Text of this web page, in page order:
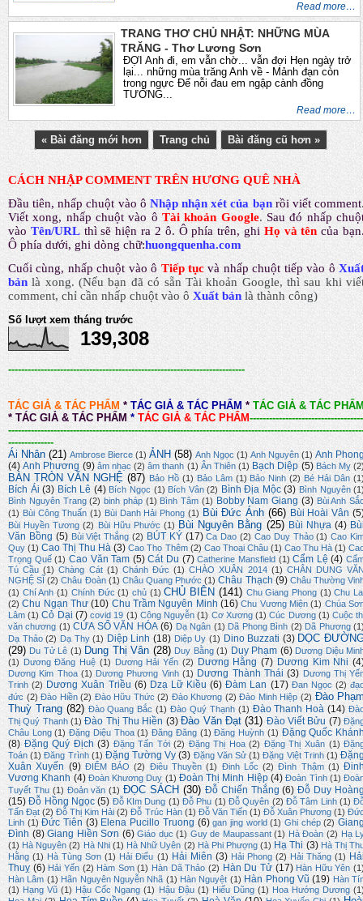
Read more…
TRANG THƠ CHỦ NHẬT: NHỮNG MÙA
TRĂNG - Thơ Lương Sơn
ĐỢI Anh đi, em vẫn chờ... vẫn đợi Hẹn ngày trở
lại... những mùa trăng Anh về - Mảnh đạn còn
trong ngực Để nỗi đau em ngập cành đồng
TƯỞNG...
Read more…
« Bài đăng mới hơn Trang chủ Bài đăng cũ hơn »
CÁCH NHẬP COMMENT TRÊN HƯƠNG QUÊ NHÀ
Đầu tiên, nhấp chuột vào ô Nhập nhận xét của bạn rồi viết comment
Viết xong, nhấp chuột vào ô Tài khoản Google. Sau đó nhấp
vào Tên/URL thì sẽ hiện ra 2 ô. Ô phía trên, ghi Họ và tên của
Ô phía dưới, ghi dòng chữ:huongquenha.com
Cuối cùng, nhấp chuột vào ô Tiếp tục và nhấp chuột tiếp vào ô
bản là xong.(Nếu bạn đã có sẵn Tài khoản Google, thì sau khi
comment, chỉ cần nhấp chuột vào ô Xuất bản là thành công)
Số lượt xem tháng trước
139,308
-------------------------------------------------------------------------
TÁC GIẢ & TÁC PHẨM * TÁC GIẢ & TÁC PHẨM * TÁC GIẢ & TÁC
* TÁC GIẢ & TÁC PHẨM * TÁC GIẢ & TÁC PHẨM-----------------------------------
--------------
Ái Nhân (21) Ambrose Bierce (1) ẢNH (58) Anh Ngọc (1) Anh Nguyên (1) Anh
(4) Anh Phương (9) âm nhạc (2) âm thanh (1) Ân Thiên (1) Bạch Diệp (5) Bách Mỵ
BÀN TRÒN VĂN NGHỆ (87) Bảo Hồ (1) Bảo Lâm (1) Bảo Ninh (2) Bé Hải Dân
Bích Ái (3) Bích Lê (4) Bích Ngọc (1) Bích Vân (2) Bình Địa Mộc (3) Bình Nguyên
Bình Nguyên Trang (2) binh pháp (1) Bình Tâm (1) Bobby Nam Giang (3) Bùi Anh
(1) Bùi Công Thuấn (1) Bùi Danh Hải Phong (1) Bùi Đức Ánh (66) Bùi Hoài Vân
Bùi Huyền Tương (2) Bùi Hữu Phước (1) Bùi Nguyên Bằng (25) Bùi Nhựa (4)
Văn Bồng (5) Bùi Việt Thắng (2) BÚT KÝ (17) Ca Dao (2) Cao Duy Thảo (1) Cao
Quy (1) Cao Thị Thu Hà (3) Cao Thọ Thêm (2) Cao Thoại Châu (1) Cao Thu Hà (1)
Trọng Quế (1) Cao Văn Tam (5) Cát Du (7) Catherine Mansfield (1) Cẩm Lệ (4)
Tú Cầu (1) Chàng Cát (1) Chánh Đức (1) CHÀO XUÂN 2014 (1) CHÂN DUNG
NGHỆ SĨ (2) Châu Đoàn (1) Châu Quang Phước (1) Châu Thạch (9) Châu Thường
(1) Chí Anh (1) Chính Đức (1) chủ (1) CHỦ BIÊN (141) Chu Giang Phong (1) Chu
(2) Chu Ngạn Thư (10) Chu Trầm Nguyên Minh (16) Chu Vương Miện (1) Chúa
Lâm (1) Cỏ Dại (7) covid 19 (1) Công Nguyễn (1) Cơ Xương (1) Cúc Dương (1) Cuộc
văn chương (1) CỬA SỔ VĂN HÓA (6) Dạ Ngân (1) Dã Phong Bình (2) Dã Phương
Dạ Thảo (2) Dạ Thy (1) Diệp Linh (18) Diệp Uy (1) Dino Buzzati (3) DỌC
(29) Du Tử Lê (1) Dung Thị Vân (28) Duy Bằng (1) Duy Phạm (6) Dương Diệu
(1) Dương Đăng Huệ (1) Dương Hải Yến (2) Dương Hằng (7) Dương Kim Nhi
Dương Kim Thoa (1) Dương Phương Vinh (1) Dương Thành Thái (3) Dương Thị
Trinh (2) Dương Xuân Triều (6) Dzạ Lữ Kiều (6) Đàm Lan (17) Đan Ngọc (2)
đức (2) Đào Hiền (2) Đào Hữu Thức (2) Đào Khương (2) Đào Minh Hiệp (2) Đào
Thuỳ Trang (82) Đào Quang Bắc (1) Đào Quý Thạnh (1) Đào Thanh Hoà (14)
Thị Quý Thanh (1) Đào Thị Thu Hiền (3) Đào Văn Đạt (31) Đào Viết Bửu (7)
Châu Long (1) Đặng Diệu Thoa (1) Đăng Đăng (1) Đăng Huỳnh (1) Đặng Quốc
(8) Đặng Quý Địch (3) Đặng Tấn Tới (2) Đặng Thị Hoa (2) Đặng Thị Xuân (1)
Toán (1) Đăng Trình (1) Đặng Tường Vy (3) Đặng Văn Sử (1) Đặng Việt Trinh (1)
Xuân Xuyến (9) ĐIỂM BÁO (2) Điêu Thuyền (1) Đinh Lốc (2) Đình Thậm (1)
Vương Khanh (4) Đoàn Khương Duy (1) Đoàn Thị Minh Hiệp (4) Đoàn Tình (1)
Tuyết Thu (1) Đoản văn (1) ĐỌC SÁCH (30) Đỗ Chiến Thắng (6) Đỗ Duy
(15) Đỗ Hồng Ngọc (5) Đỗ KIm Dung (1) Đỗ Phu (1) Đỗ Quyên (2) Đỗ Tâm Linh (1)
Tấn Đạt (2) Đỗ Thị Kim Hải (2) Đỗ Trúc Hàn (1) Đỗ Văn Tiến (1) Đỗ Xuân Phương (1)
Linh (1) Đức Tiên (3) Elena Pucillo Truong (6) gan jing world (1) Ghi chép (2)
Đình (8) Giang Hiền Sơn (6) Giáo dục (1) Guy de Maupassant (1) Hà Đoàn (2) Hạ
(1) Hà Nguyên (2) Hà Nhi (1) Hà Nhữ Uyên (2) Hà Phi Phượng (1) Hạ Thi (3) Hà Thị
Hằng (1) Hà Tùng Sơn (1) Hải Điểu (1) Hải Miên (3) Hải Phong (2) Hải Thăng (1)
Thuỵ (6) Hải Yến (2) Hàm Sơn (1) Hàn Dã Thảo (2) Hàn Du Tử (17) Hàn Hữu Yên
Hàn Lâm (1) Hãn Nguyên Nguyễn Nhã (1) Hàn Nguyệt (1) Hàn Phong Vũ (19) Hàn
(1) Hạng Vũ (1) Hậu Cốc Ngang (1) Hậu Đậu (1) Hiếu Dũng (1) Hoa Hướng Dương